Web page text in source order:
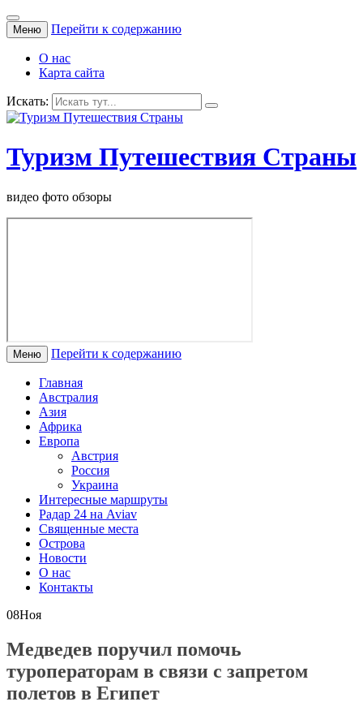
Меню Перейти к содержанию
О нас
Карта сайта
Искать:
Туризм Путешествия Страны
видео фото обзоры
Меню Перейти к содержанию
Главная
Австралия
Азия
Африка
Европа
Австрия
Россия
Украина
Интересные маршруты
Радар 24 на Aviav
Священные места
Острова
Новости
О нас
Контакты
08Ноя
Медведев поручил помочь
туроператорам в связи с запретом
полетов в Египет